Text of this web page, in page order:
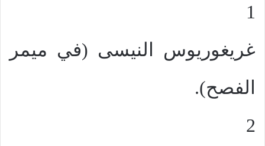
1
غريغوريوس النيسى (في ميمر
الفصح).
2